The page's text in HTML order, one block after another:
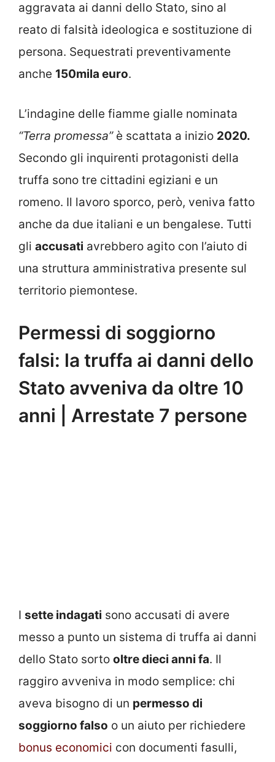
aggravata ai danni dello Stato, sino al
reato di falsità ideologica e sostituzione di
persona. Sequestrati preventivamente
anche 150mila euro.
L’indagine delle fiamme gialle nominata
“Terra promessa”è scattata a inizio 2020.
Secondo gli inquirenti protagonisti della
truffa sono tre cittadini egiziani e un
romeno. Il lavoro sporco, però, veniva fatto
anche da due italiani e un bengalese. Tutti
gli accusati avrebbero agito con l’aiuto di
una struttura amministrativa presente sul
territorio piemontese.
Permessi di soggiorno
falsi: la truffa ai danni dello
Stato avveniva da oltre 10
anni | Arrestate 7 persone
I sette indagati sono accusati di avere
messo a punto un sistema di truffa ai danni
dello Stato sorto oltre dieci anni fa. Il
raggiro avveniva in modo semplice: chi
aveva bisogno di un permesso di
soggiorno falso o un aiuto per richiedere
bonus economici con documenti fasulli,